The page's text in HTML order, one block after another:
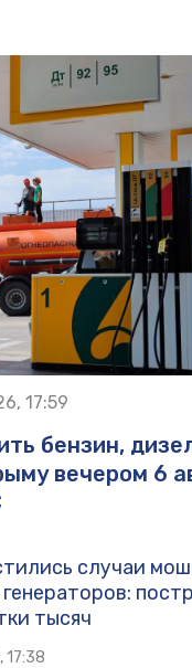
17:59
бензин,
вечером 6
случаи
тысяч
17:38